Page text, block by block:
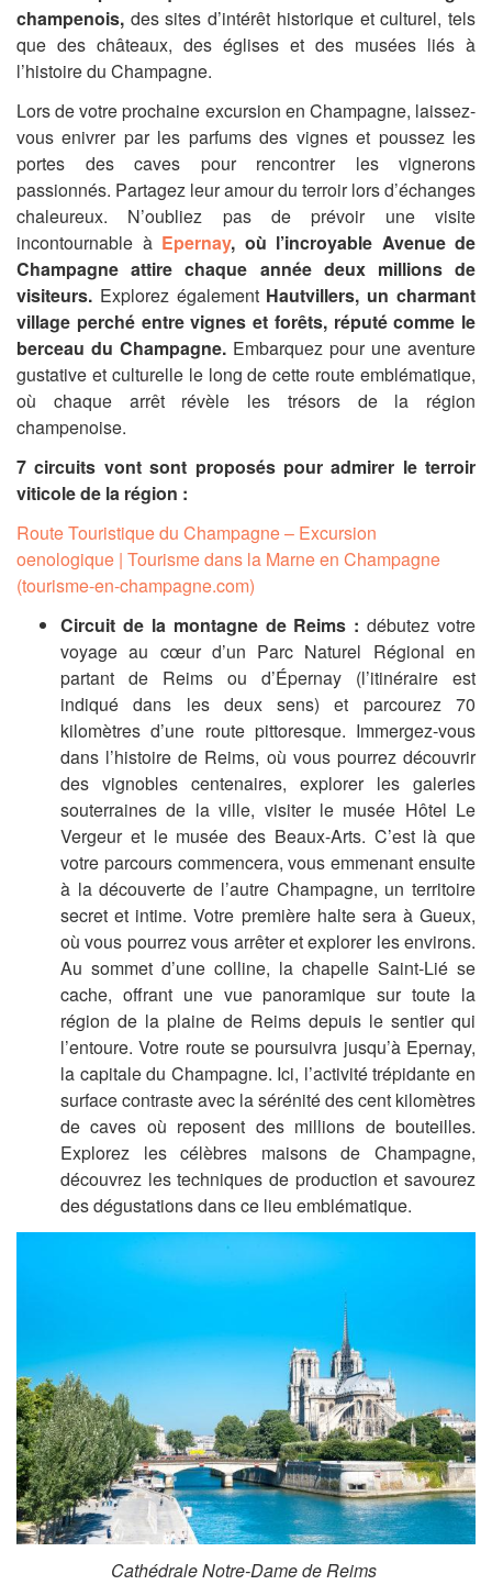
champenois, des sites d’intérêt historique et culturel, tels
que des châteaux, des églises et des musées liés à
l’histoire du Champagne.
Lors de votre prochaine excursion en Champagne, laissez-
vous enivrer par les parfums des vignes et poussez les
portes des caves pour rencontrer les vignerons
passionnés. Partagez leur amour du terroir lors d’échanges
chaleureux. N’oubliez pas de prévoir une visite
incontournable à Epernay, où l’incroyable Avenue de
Champagne attire chaque année deux millions de
visiteurs. Explorez également Hautvillers, un charmant
village perché entre vignes et forêts, réputé comme le
berceau du Champagne. Embarquez pour une aventure
gustative et culturelle le long de cette route emblématique,
où chaque arrêt révèle les trésors de la région
champenoise.
7 circuits vont sont proposés pour admirer le terroir
viticole de la région :
Route Touristique du Champagne – Excursion
oenologique | Tourisme dans la Marne en Champagne
(tourisme-en-champagne.com)
Circuit de la montagne de Reims : débutez votre
voyage au cœur d’un Parc Naturel Régional en
partant de Reims ou d’Épernay (l’itinéraire est
indiqué dans les deux sens) et parcourez 70
kilomètres d’une route pittoresque. Immergez-vous
dans l’histoire de Reims, où vous pourrez découvrir
des vignobles centenaires, explorer les galeries
souterraines de la ville, visiter le musée Hôtel Le
Vergeur et le musée des Beaux-Arts. C’est là que
votre parcours commencera, vous emmenant ensuite
à la découverte de l’autre Champagne, un territoire
secret et intime.Votre première halte sera à Gueux,
où vous pourrez vous arrêter et explorer les environs.
Au sommet d’une colline, la chapelle Saint-Lié se
cache, offrant une vue panoramique sur toute la
région de la plaine de Reims depuis le sentier qui
l’entoure.Votre route se poursuivra jusqu’à Epernay,
la capitale du Champagne. Ici, l’activité trépidante en
surface contraste avec la sérénité des cent kilomètres
de caves où reposent des millions de bouteilles.
Explorez les célèbres maisons de Champagne,
découvrez les techniques de production et savourez
des dégustations dans ce lieu emblématique.
Cathédrale Notre-Dame de Reims